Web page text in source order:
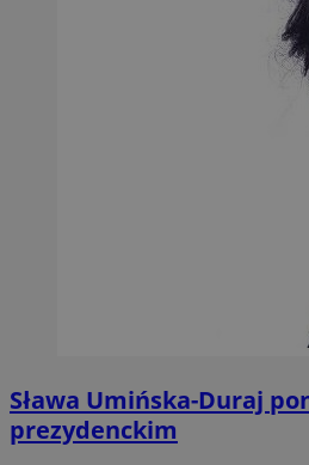
Sława Umińska-Duraj
prezydenckim